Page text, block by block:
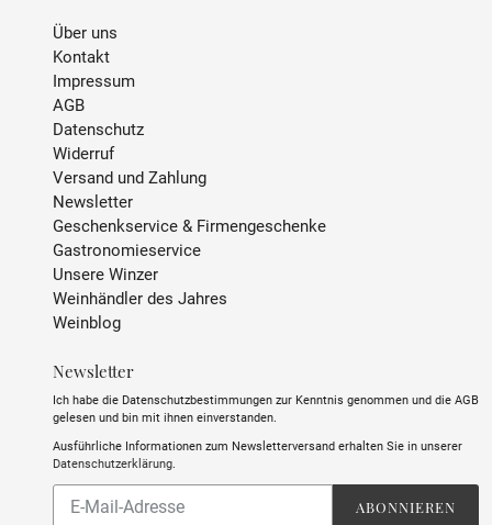
Über uns
Kontakt
Impressum
AGB
Datenschutz
Widerruf
Versand und Zahlung
Newsletter
Geschenkservice & Firmengeschenke
Gastronomieservice
Unsere Winzer
Weinhändler des Jahres
Weinblog
Newsletter
Ich habe die Datenschutzbestimmungen zur Kenntnis genommen und die AGB
gelesen und bin mit ihnen einverstanden.
Ausführliche Informationen zum Newsletterversand erhalten Sie in unserer
Datenschutzerklärung.
ABONNIEREN